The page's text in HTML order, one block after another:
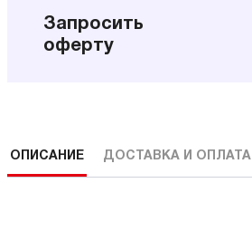
Запросить
оферту
ОПИСАНИЕ ДОСТАВКА И ОПЛАТА